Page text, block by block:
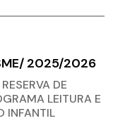
2025/2026
DE
LEITURA E
INFANTIL